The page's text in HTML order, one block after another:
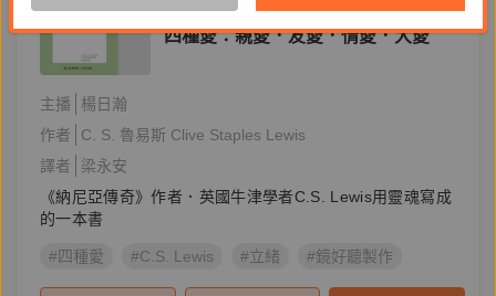
四種愛：親愛．友愛．情愛．大愛
主播
楊日瀚
作者
C. S. 魯易斯 Clive Staples Lewis
譯者
梁永安
《納尼亞傳奇》作者．英國牛津學者C.S. Lewis用靈魂寫成
的一本書
#四種愛 #C.S. Lewis #立緒 #鏡好聽製作